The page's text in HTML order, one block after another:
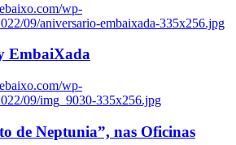
wp-
09/aniversario-embaixada-335x256.jpg
EmbaiXada
wp-
09/img_9030-335x256.jpg
de Neptunia”, nas Oficinas